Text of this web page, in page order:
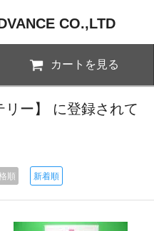
CO.,LTD
カートを見る
リー】 に登録されて
順 新着順